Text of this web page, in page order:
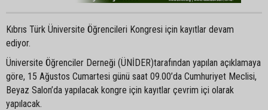
Kıbrıs Türk Üniversite Öğrencileri Kongresi için kayıtlar devam
ediyor.
Üniversite Öğrenciler Derneği (ÜNİDER)tarafından yapılan açıklamaya
göre, 15 Ağustos Cumartesi günü saat 09.00’da Cumhuriyet Meclisi,
Beyaz Salon’da yapılacak kongre için kayıtlar çevrim içi olarak
yapılacak.